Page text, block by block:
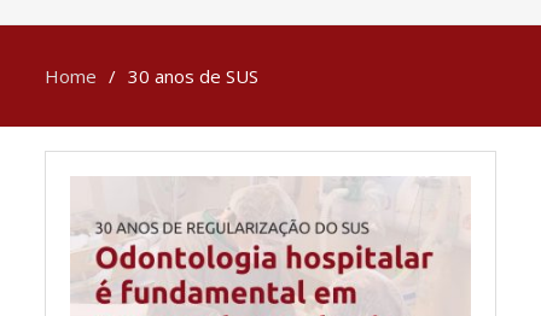
Home 30 anos de SUS